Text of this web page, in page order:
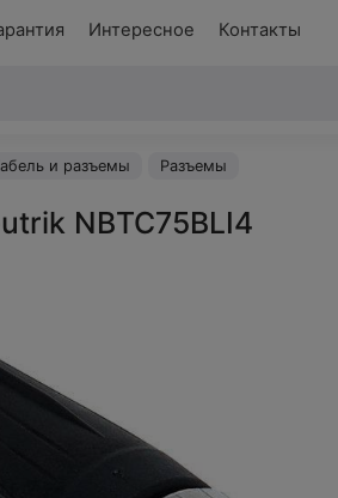
Интересное Контакты
и разъемы Разъемы
NBTC75BLI4